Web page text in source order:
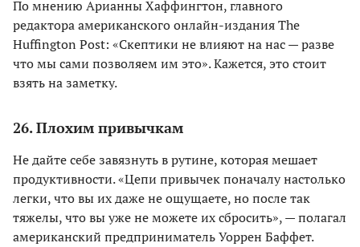
По мнению Арианны Хаффингтон, главного
редактора американского онлайн-издания The
Huffington Post: «Скептики не влияют на нас — разве
что мы сами позволяем им это». Кажется, это стоит
взять на заметку.
26. Плохим привычкам
Не дайте себе завязнуть в рутине, которая мешает
продуктивности. «Цепи привычек поначалу настолько
легки, что вы их даже не ощущаете, но после так
тяжелы, что вы уже не можете их сбросить», — полагал
американский предприниматель Уоррен Баффет.